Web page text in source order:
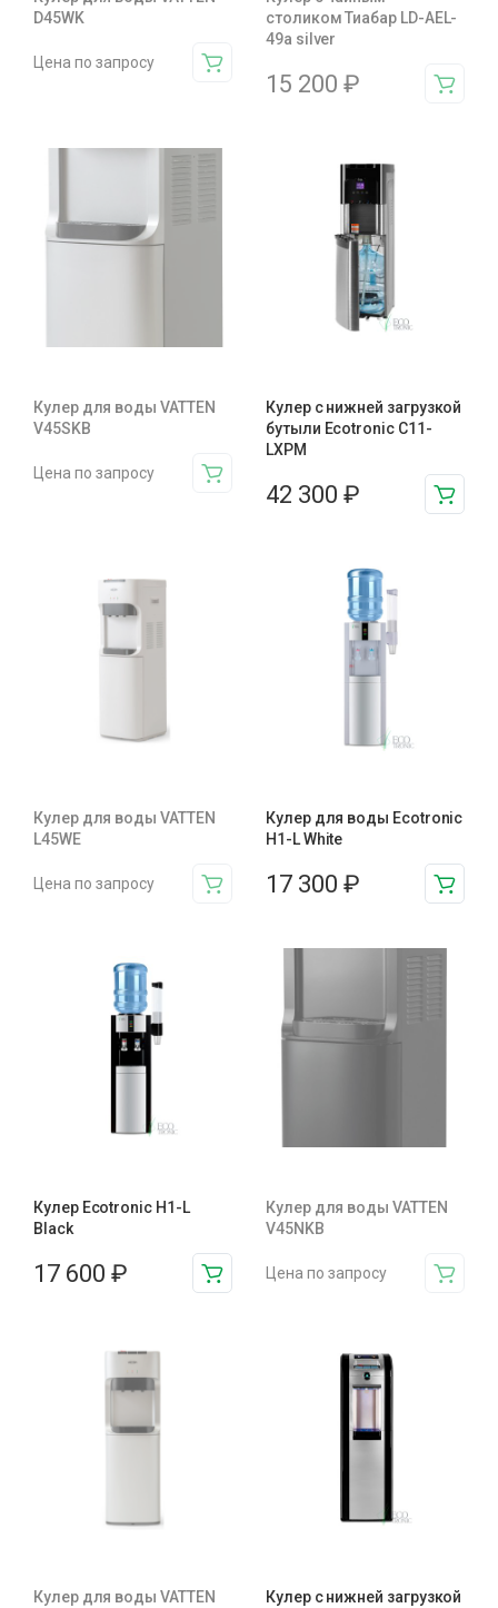
D45WK
Цена по запросу
столиком Тиабар LD-AEL-
49a silver
15 200 ₽
Кулер для воды VATTEN
V45SKB
Цена по запросу
Кулер с нижней загрузкой
бутыли Ecotronic C11-
LXPM
42 300 ₽
Кулер для воды VATTEN
L45WE
Цена по запросу
Кулер для воды Ecotronic
H1-L White
17 300 ₽
Кулер Ecotronic H1-L
Black
17 600 ₽
Кулер для воды VATTEN
V45NKB
Цена по запросу
Кулер для воды VATTEN
Кулер с нижней загрузкой